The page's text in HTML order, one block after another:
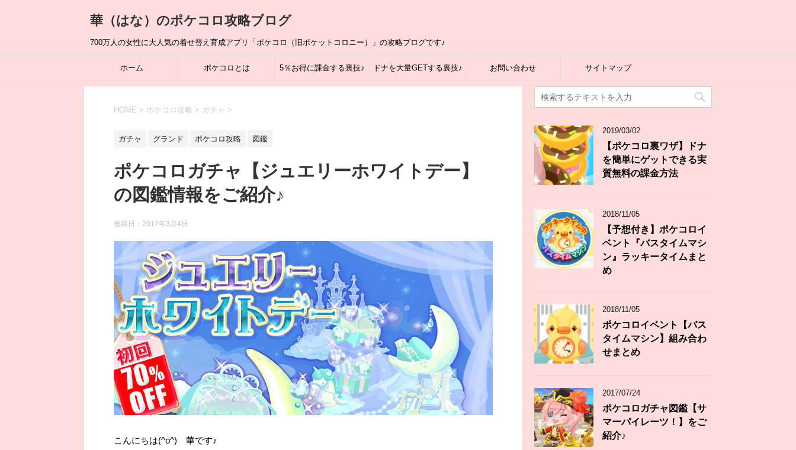
華（はな）のポケコロ攻略ブログ
700万人の女性に大人気の着せ替え育成アプリ「ポケコロ（旧ポケットコロニー）」の攻略ブログです♪
ホーム ポケコロとは 5％お得に課金する裏技♪ ドナを大量GETする裏技♪ お問い合わせ サイトマップ
HOME > ポケコロ攻略 > ガチャ >
ガチャ グランド ポケコロ攻略 図鑑
ポケコロガチャ【ジュエリーホワイトデー】
の図鑑情報をご紹介♪
投稿日： 2017年3月4日
こんにちは(^o^) 華です♪
2019/03/02
【ポケコロ裏ワザ】ドナ
を簡単にゲットできる実
質無料の課金方法
2018/11/05
【予想付き】ポケコロイ
ベント『バスタイムマシ
ン』ラッキータイムまと
め
2018/11/05
ポケコロイベント【バス
タイムマシン】組み合わ
せまとめ
2017/07/24
ポケコロガチャ図鑑【サ
マーパイレーツ！】をご
紹介♪